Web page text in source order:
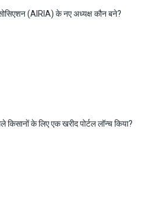
(AIRIA) के नए अध्यक्ष कौन बने?
के लिए एक खरीद पोर्टल लॉन्च किया?